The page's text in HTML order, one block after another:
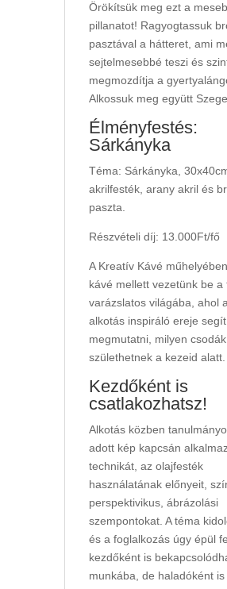
Örökítsük meg ezt a
pillanatot! Ragyogtassuk
pasztával a hátteret, ami
sejtelmesebbé teszi és
megmozdítja a
Alkossuk meg együtt
Élményfestés:
Sárkányka
Téma: Sárkányka,
akrilfesték, arany akril és
paszta.
Részvételi díj: 13.000Ft/fő
A Kreatív Kávé
kávé mellett vezetünk be a
varázslatos világába, ahol
alkotás inspiráló ereje segít
megmutatni, milyen csodák
születhetnek a kezeid alatt.
Kezdőként is
csatlakozhatsz!
Alkotás közben
adott kép kapcsán
technikát, az olajfesték
használatának előnyeit,
perspektivikus, ábrázolási
szempontokat. A téma
és a foglalkozás úgy épül
kezdőként is
munkába, de haladóként is